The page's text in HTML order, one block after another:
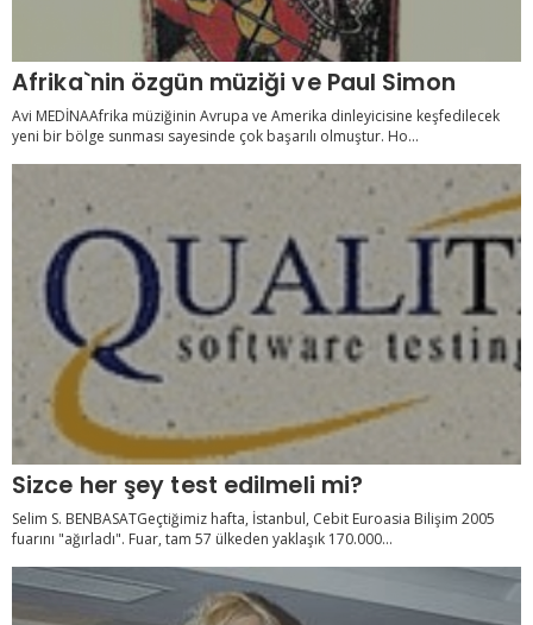
Afrika`nin özgün müziği ve Paul Simon
Avi MEDİNAAfrika müziğinin Avrupa ve Amerika dinleyicisine keşfedilecek
yeni bir bölge sunması sayesinde çok başarılı olmuştur. Ho...
Sizce her şey test edilmeli mi?
Selim S. BENBASATGeçtiğimiz hafta, İstanbul, Cebit Euroasia Bilişim 2005
fuarını "ağırladı". Fuar, tam 57 ülkeden yaklaşık 170.000...